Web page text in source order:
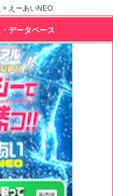
> えーあいNEO
データベース